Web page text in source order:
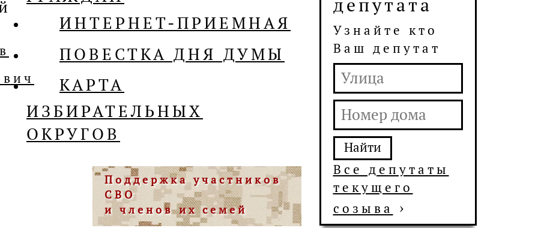
ИНТЕРНЕТ-ПРИЕМНАЯ
ПОВЕСТКА ДНЯ ДУМЫ
КАРТА
ИЗБИРАТЕЛЬНЫХ
ОКРУГОВ
Поддержка участников
СВО
и членов их семей
депутата
Узнайте кто
Ваш депутат
Все депутаты
текущего
созыва
›